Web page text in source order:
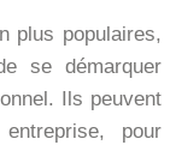
plus populaires,
se démarquer
Ils peuvent
pour